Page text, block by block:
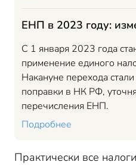
ЕНП в 2023 году:
С 1 января 2023 года
применение единого
Накануне перехода
поправки в НК РФ,
перечисления ЕНП.
Подробнее
Практически все